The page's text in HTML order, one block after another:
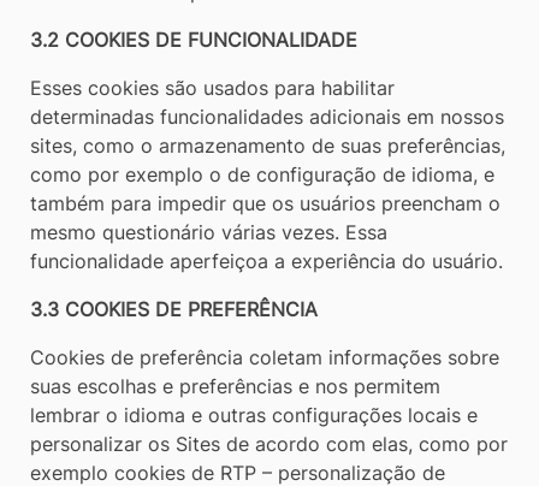
3.2 COOKIES DE FUNCIONALIDADE
Esses cookies são usados para habilitar
determinadas funcionalidades adicionais em nossos
sites, como o armazenamento de suas preferências,
como por exemplo o de configuração de idioma, e
também para impedir que os usuários preencham o
mesmo questionário várias vezes. Essa
funcionalidade aperfeiçoa a experiência do usuário.
3.3 COOKIES DE PREFERÊNCIA
Cookies de preferência coletam informações sobre
suas escolhas e preferências e nos permitem
lembrar o idioma e outras configurações locais e
personalizar os Sites de acordo com elas, como por
exemplo cookies de RTP – personalização de